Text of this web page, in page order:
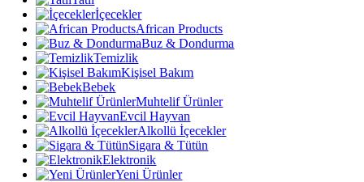
İçecekler
African Products
Buz & Dondurma
Temizlik
Kişisel Bakım
Bebek
Muhtelif Ürünler
Evcil Hayvan
Alkollü İçecekler
Sigara & Tütün
Elektronik
Yeni Ürünler